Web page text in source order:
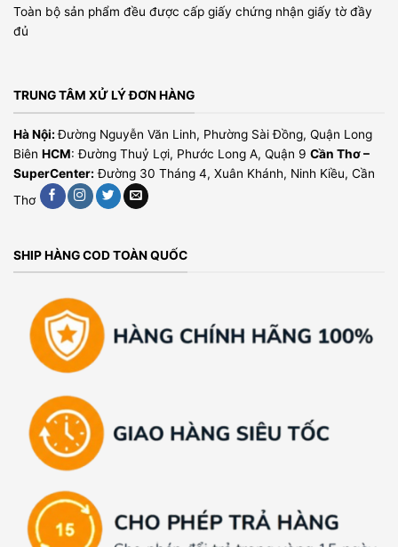
Toàn bộ sản phẩm đều được cấp giấy chứng nhận giấy tờ đầy
đủ
TRUNG TÂM XỬ LÝ ĐƠN HÀNG
Hà Nội:Đường Nguyễn Văn Linh, Phường Sài Đồng, Quận Long
Biên HCM: Đường Thuỷ Lợi, Phước Long A, Quận 9 Cần Thơ –
SuperCenter: Đường 30 Tháng 4, Xuân Khánh, Ninh Kiều, Cần
Thơ
SHIP HÀNG COD TOÀN QUỐC